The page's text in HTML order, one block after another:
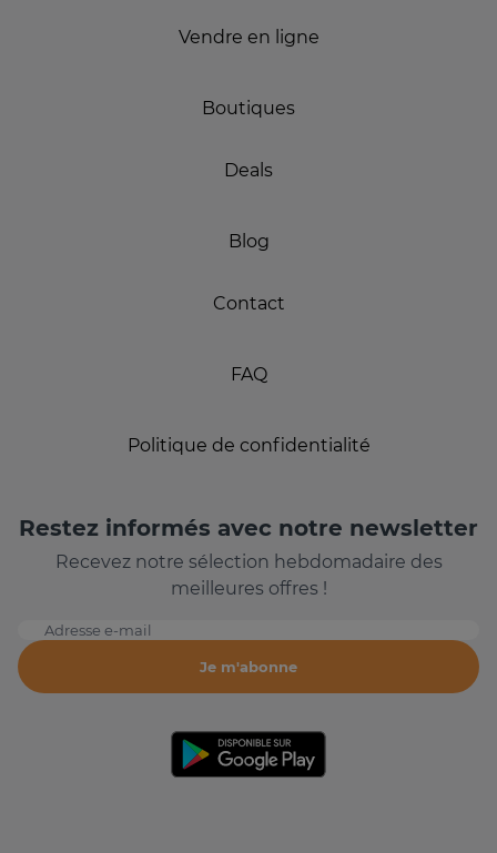
Vendre en ligne
Boutiques
Deals
Blog
Contact
FAQ
Politique de confidentialité
Restez informés avec notre newsletter
Recevez notre sélection hebdomadaire des
meilleures offres !
Adresse e-mail
Je m'abonne